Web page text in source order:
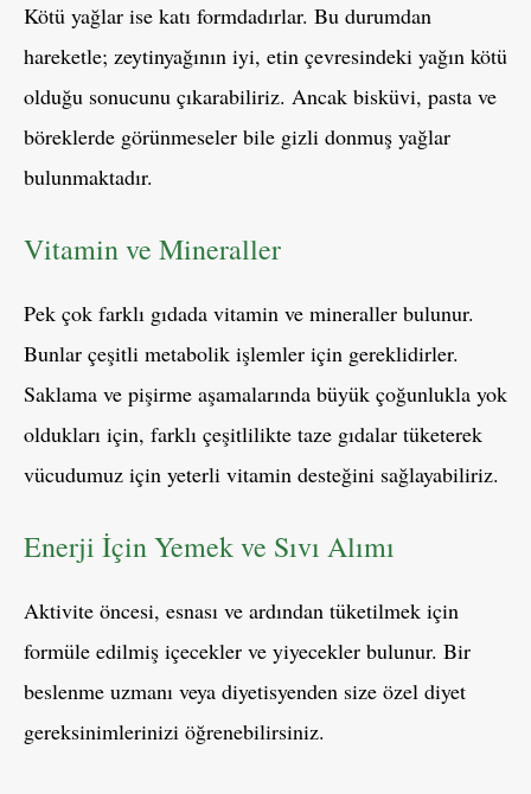
Kötü yağlar ise katı formdadırlar. Bu durumdan
hareketle; zeytinyağının iyi, etin çevresindeki yağın kötü
olduğu sonucunu çıkarabiliriz. Ancak bisküvi, pasta ve
böreklerde görünmeseler bile gizli donmuş yağlar
bulunmaktadır.
Vitamin ve Mineraller
Pek çok farklı gıdada vitamin ve mineraller bulunur.
Bunlar çeşitli metabolik işlemler için gereklidirler.
Saklama ve pişirme aşamalarında büyük çoğunlukla yok
oldukları için, farklı çeşitlilikte taze gıdalar tüketerek
vücudumuz için yeterli vitamin desteğini sağlayabiliriz.
Enerji İçin Yemek ve Sıvı Alımı
Aktivite öncesi, esnası ve ardından tüketilmek için
formüle edilmiş içecekler ve yiyecekler bulunur. Bir
beslenme uzmanı veya diyetisyenden size özel diyet
gereksinimlerinizi öğrenebilirsiniz.